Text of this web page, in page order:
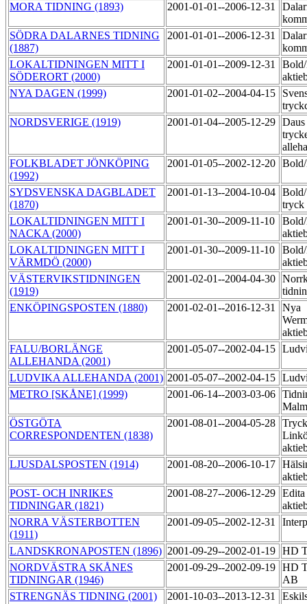
MORA TIDNING (1893)
2001-01-01--2006-12-31
SÖDRA DALARNES TIDNING
(1887)
2001-01-01--2006-12-31
LOKALTIDNINGEN MITT I
SÖDERORT (2000)
2001-01-01--2009-12-31
NYA DAGEN (1999)
2001-01-02--2004-04-15
NORDSVERIGE (1919)
2001-01-04--2005-12-29 Daus
FOLKBLADET JÖNKÖPING
(1992)
2001-01-05--2002-12-20
SYDSVENSKA DAGBLADET
(1870)
2001-01-13--2004-10-04 Bold/
tryck
LOKALTIDNINGEN MITT I
NACKA (2000)
2001-01-30--2009-11-10
LOKALTIDNINGEN MITT I
VÄRMDÖ (2000)
2001-01-30--2009-11-10
VÄSTERVIKSTIDNINGEN
(1919)
2001-02-01--2004-04-30
ENKÖPINGSPOSTEN (1880)
2001-02-01--2016-12-31
Nya
FALU/BORLÄNGE
ALLEHANDA (2001)
2001-05-07--2002-04-15
LUDVIKA ALLEHANDA (2001) 2001-05-07--2002-04-15
METRO [SKÅNE] (1999)
2001-06-14--2003-03-06
ÖSTGÖTA
CORRESPONDENTEN (1838)
2001-08-01--2004-05-28
LJUSDALSPOSTEN (1914)
2001-08-20--2006-10-17
POST- OCH INRIKES
TIDNINGAR (1821)
2001-08-27--2006-12-29
NORRA VÄSTERBOTTEN
(1911)
2001-09-05--2002-12-31
LANDSKRONAPOSTEN (1896) 2001-09-29--2002-01-19 HD
NORDVÄSTRA SKÅNES
TIDNINGAR (1946)
2001-09-29--2002-09-19 HD
AB
STRENGNÄS TIDNING (2001)
2001-10-03--2013-12-31